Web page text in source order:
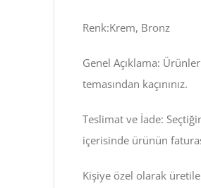
Renk:Krem, Bronz
Genel Açıklama:
temasından kaçınınız.
Teslimat ve İade:
içerisinde ürünün
Kişiye özel olarak